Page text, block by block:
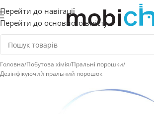
Перейти до навігації
Перейти до основного вмісту
Головна/Побутова хімія/Пральні порошки/
Дезінфікуючий пральний порошок